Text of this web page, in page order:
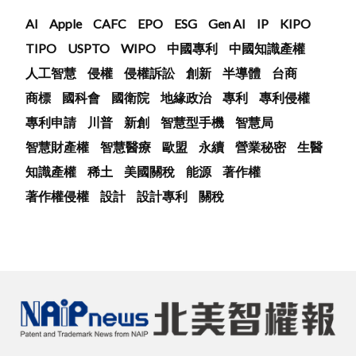
AI Apple CAFC EPO ESG Gen AI IP
KIPO
TIPO
USPTO WIPO 中國專利
中國知識產權
人工智慧
侵權 侵權訴訟 創新 半導體
台商
商標
國科會 國衛院 地緣政治 專利
專利侵權
專利申請
川普 新創 智慧型手機
智慧局
智慧財產權
智慧醫療 歐盟 永續 營業秘密
生醫
知識產權
稀土 美國關稅 能源
著作權
著作權侵權
設計 設計專利 關稅